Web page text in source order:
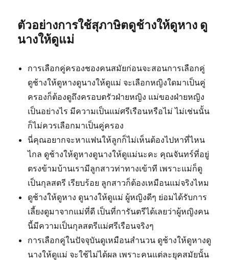
ตัวอย่างการใช้สุภาษิตดูช้างให้ดูหาง ดู
นางให้ดูแม่
การเลือกคู่ครองชองคนสมัยก่อนจะสอนการเลือกคู่
ดูช้างให้ดูหางดูนางให้ดูแม่ จะเลือกหญิงใดมาเป็นคู่
ครองก็ต้องดูถึงครอบตรัวฝ่ายหญิง แม่ของฝ่ายหญิง
เป็นอย่างไร มีความเป็นแม่ศรีเรือนหรือไม่ ไม่เช่นนั้น
ก็ไม่ควรเลือกมาเป็นคู่ครอง
นี่คุณอยากจะหาแฟนให้ลูกก็ไม่เห็นต้องไปหาที่ไหน
ไกล ดูช้างให้ดูหางดูนางให้ดูแม่นะคะ คุณจันทร์ที่อยู่
ตรงข้ามบ้านเรามีลูกสาวท่าทางเข้าที เพราะแม่ก็ดู
เป็นกุลสตรี เรียบร้อย ลูกสาวก็ต้องเหมือนแม่จริงไหม
ดูช้างให้ดูหาง ดูนางให้ดูแม่ ผู้หญิงดีๆ ย่อมได้รับการ
เลี้ยงดูมาจากแม่ที่ดี เป็นที่การันตรีได้เลยว่าผู้หญิงคน
นี้มีความเป็นกุลสตรีแม่ศรีเรือนจริงๆ
การเลือกคู่ในปัจจุบันดูเหมือนสำนวน ดูช้างให้ดูหางดู
นางให้ดูแม่ จะใช้ไม่ได้ผล เพราะคนแต่ละยุคสมัยนั้น